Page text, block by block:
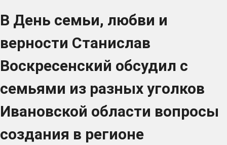
В День семьи, любви и
верности Станислав
Воскресенский обсудил с
семьями из разных уголков
Ивановской области вопросы
создания в регионе